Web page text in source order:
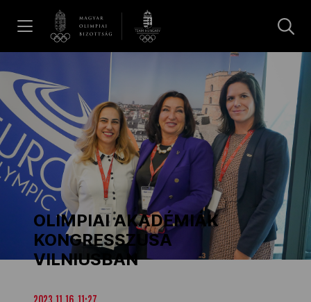
Hírek
Galéria
Dakar 2026
Los Angeles 2028
OLIMPIAI AKADÉMIÁK
KONGRESSZUSA
VILNIUSBAN